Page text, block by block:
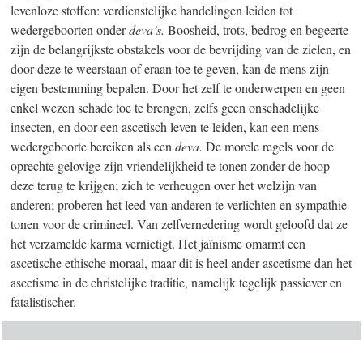
levenloze stoffen: verdienstelijke handelingen leiden tot
wedergeboorten onderdeva’s. Boosheid, trots, bedrog en begeerte
zijn de belangrijkste obstakels voor de bevrijding van de zielen, en
door deze te weerstaan of eraan toe te geven, kan de mens zijn
eigen bestemming bepalen. Door het zelf te onderwerpen en geen
enkel wezen schade toe te brengen, zelfs geen onschadelijke
insecten, en door een ascetisch leven te leiden, kan een mens
wedergeboorte bereiken als een deva. De morele regels voor de
oprechte gelovige zijn vriendelijkheid te tonen zonder de hoop
deze terug te krijgen; zich te verheugen over het welzijn van
anderen; proberen het leed van anderen te verlichten en sympathie
tonen voor de crimineel. Van zelfvernedering wordt geloofd dat ze
het verzamelde karma vernietigt. Het jaïnisme omarmt een
ascetische ethische moraal, maar dit is heel ander ascetisme dan het
ascetisme in de christelijke traditie, namelijk tegelijk passiever en
fatalistischer.